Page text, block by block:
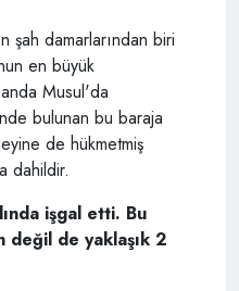
şah damarlarından biri
en büyük
Musul'da
bulunan bu baraja
de hükmetmiş
dahildir.
işgal etti. Bu
değil de yaklaşık 2